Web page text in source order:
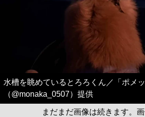
水槽を眺めているとろろくん／「ポメ
（@monaka_0507）提供
まだまだ画像は続きます。画